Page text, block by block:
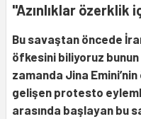
"Azınlıklar özerklik
Bu savaştan öncede
öfkesini biliyoruz
zamanda Jina Emini’nin
gelişen protesto
arasında başlayan bu